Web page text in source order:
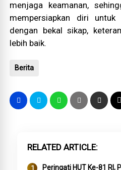
menjaga keamanan,
mempersiapkan diri
dengan bekal sikap,
lebih baik.
Berita
RELATED ARTICLE
Peringati HUT Ke-81 RI,